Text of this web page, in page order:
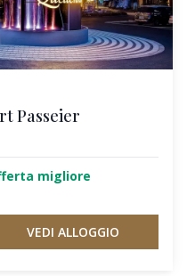
Passeier
migliore
VEDI ALLOGGIO